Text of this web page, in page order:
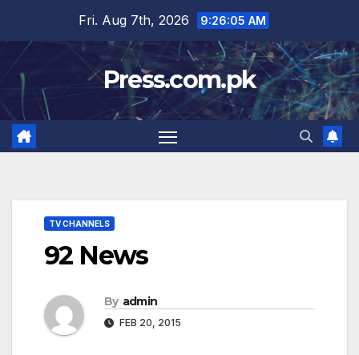
content
Fri. Aug 7th, 2026 9:26:05 AM
Press.com.pk
TV CHANNELS
92 News
By admin
FEB 20, 2015